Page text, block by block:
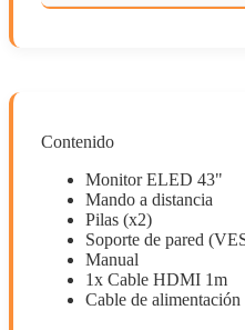
Contenido
Monitor ELED 43"
Mando a distancia
Pilas (x2)
Soporte de pared
Manual
1x Cable HDMI 1m
Cable de alimentación